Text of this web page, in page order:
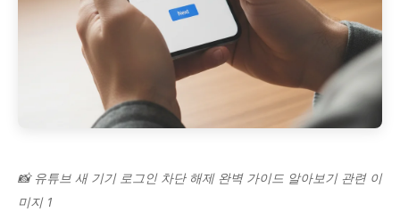
📸 유튜브 새 기기 로그인 차단 해제 완벽 가이드 알아보기 관련 이
미지 1